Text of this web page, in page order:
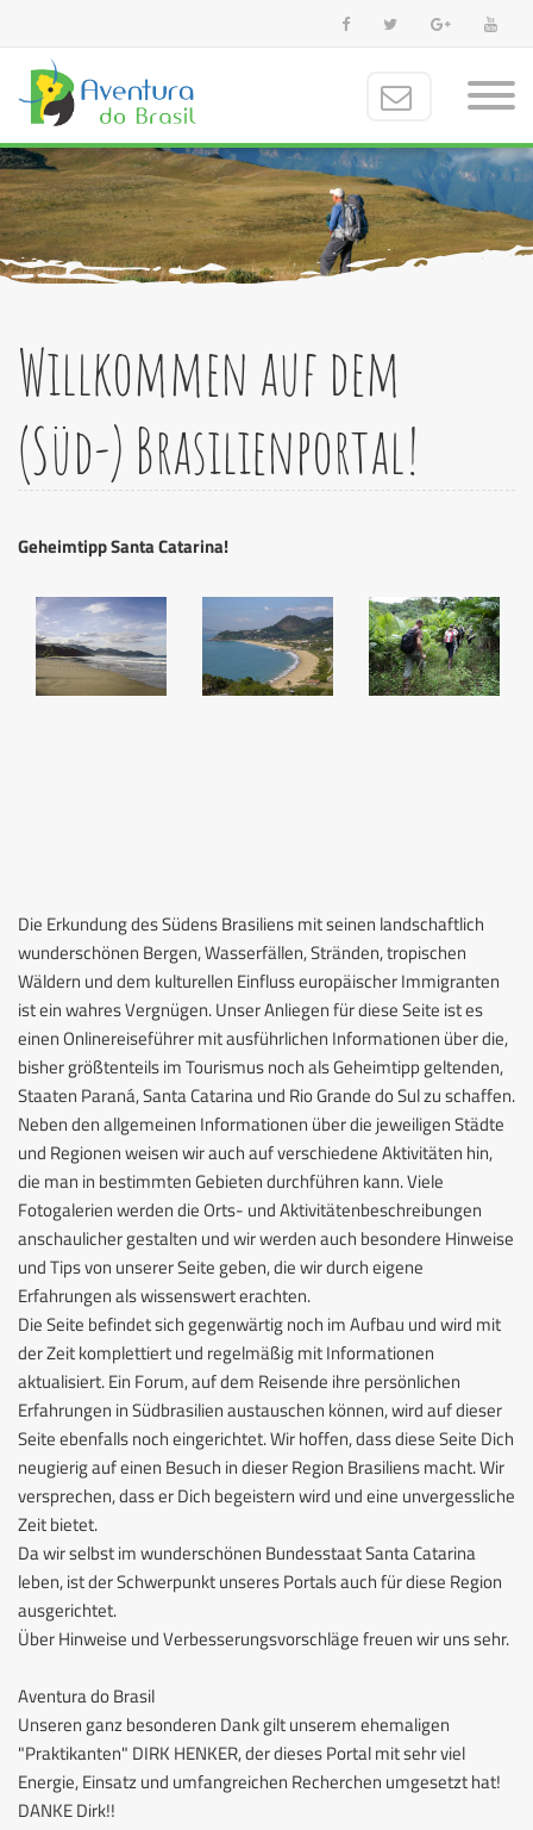
Willkommen auf dem
(Süd-) Brasilienportal!
Geheimtipp Santa Catarina!
Die Erkundung des Südens Brasiliens mit seinen landschaftlich
wunderschönen Bergen, Wasserfällen, Stränden, tropischen
Wäldern und dem kulturellen Einfluss europäischer Immigranten
ist ein wahres Vergnügen. Unser Anliegen für diese Seite ist es
einen Onlinereiseführer mit ausführlichen Informationen über die,
bisher größtenteils im Tourismus noch als Geheimtipp geltenden,
Staaten Paraná, Santa Catarina und Rio Grande do Sul zu schaffen.
Neben den allgemeinen Informationen über die jeweiligen Städte
und Regionen weisen wir auch auf verschiedene Aktivitäten hin,
die man in bestimmten Gebieten durchführen kann. Viele
Fotogalerien werden die Orts- und Aktivitätenbeschreibungen
anschaulicher gestalten und wir werden auch besondere Hinweise
und Tips von unserer Seite geben, die wir durch eigene
Erfahrungen als wissenswert erachten.
Die Seite befindet sich gegenwärtig noch im Aufbau und wird mit
der Zeit komplettiert und regelmäßig mit Informationen
aktualisiert. Ein Forum, auf dem Reisende ihre persönlichen
Erfahrungen in Südbrasilien austauschen können, wird auf dieser
Seite ebenfalls noch eingerichtet. Wir hoffen, dass diese Seite Dich
neugierig auf einen Besuch in dieser Region Brasiliens macht. Wir
versprechen, dass er Dich begeistern wird und eine unvergessliche
Zeit bietet.
Da wir selbst im wunderschönen Bundesstaat Santa Catarina
leben, ist der Schwerpunkt unseres Portals auch für diese Region
ausgerichtet.
Über Hinweise und Verbesserungsvorschläge freuen wir uns sehr.
Aventura do Brasil
Unseren ganz besonderen Dank gilt unserem ehemaligen
"Praktikanten" DIRK HENKER, der dieses Portal mit sehr viel
Energie, Einsatz und umfangreichen Recherchen umgesetzt hat!
DANKE Dirk!!